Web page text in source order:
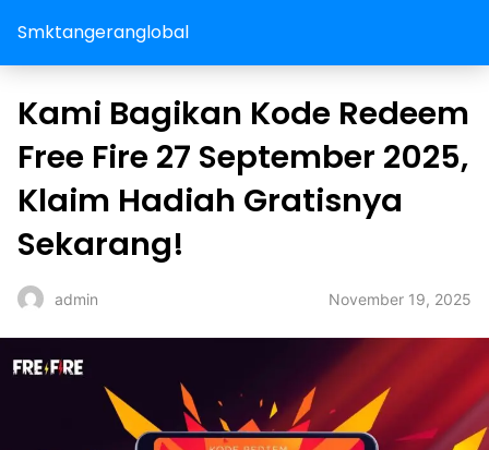
Smktangeranglobal
Kami Bagikan Kode Redeem
Free Fire 27 September 2025,
Klaim Hadiah Gratisnya
Sekarang!
admin November 19, 2025